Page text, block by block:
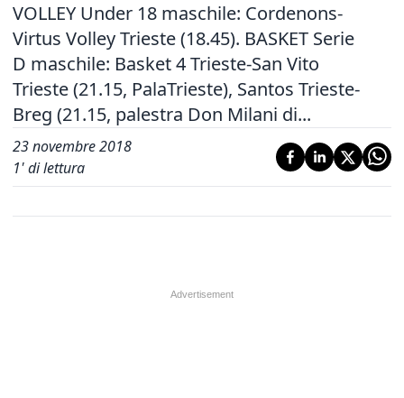
VOLLEY Under 18 maschile: Cordenons-
Virtus Volley Trieste (18.45). BASKET Serie
D maschile: Basket 4 Trieste-San Vito
Trieste (21.15, PalaTrieste), Santos Trieste-
Breg (21.15, palestra Don Milani di...
23 novembre 2018
1' di lettura